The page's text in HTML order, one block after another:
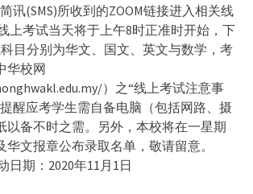
讯(SMS)所收到的ZOOM链接进入相关线
上考试当天将于上午8时正准时开始，下
目分别为华文、国文、英文与数学，考
华校网
）之“线上考试注意事
醒应考学生需自备电脑（包括网路、摄
以备不时之需。另外，本校将在一星期
华文报章公布录取名单，敬请留意。
日期：2020年11月1日